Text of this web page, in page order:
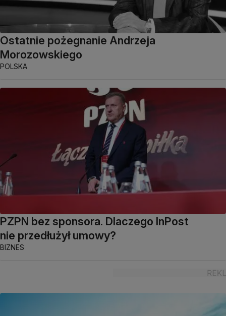
Ostatnie pożegnanie Andrzeja
Morozowskiego
POLSKA
PZPN bez sponsora. Dlaczego InPost
nie przedłużył umowy?
BIZNES